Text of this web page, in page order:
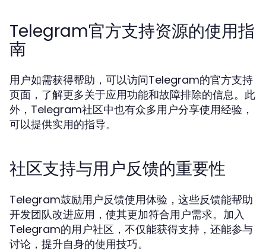
Telegram官方支持资源的使用指
南
用户如需获得帮助，可以访问Telegram的官方支持
页面，了解更多关于应用功能和故障排除的信息。此
外，Telegram社区中也有众多用户分享使用经验，
可以提供实用的指导。
社区支持与用户反馈的重要性
Telegram鼓励用户反馈使用体验，这些反馈能帮助
开发团队改进应用，使其更加符合用户需求。加入
Telegram的用户社区，不仅能获得支持，还能参与
讨论，提升自身的使用技巧。